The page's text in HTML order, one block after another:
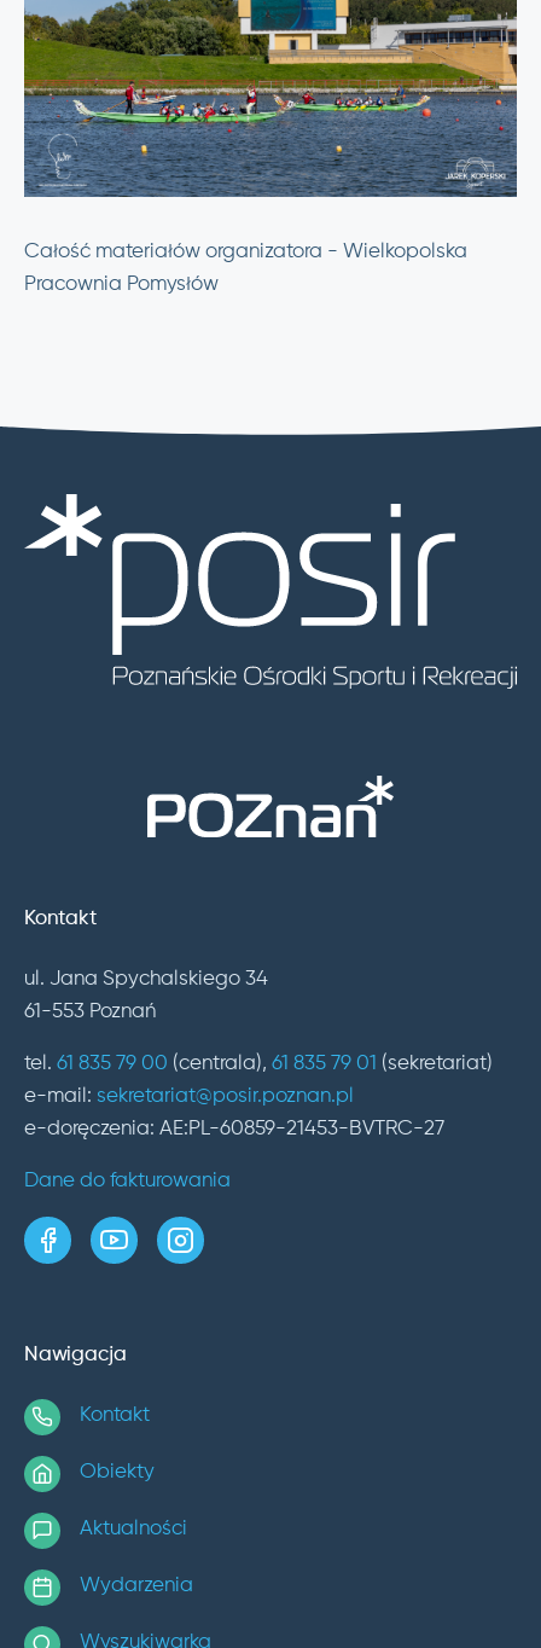
Całość materiałów organizatora - Wielkopolska
Pracownia Pomysłów
Kontakt
ul. Jana Spychalskiego 34
61-553 Poznań
tel. 61 835 79 00 (centrala), 61 835 79 01 (sekretariat)
e-mail: sekretariat@posir.poznan.pl
e-doręczenia: AE:PL-60859-21453-BVTRC-27
Dane do fakturowania
strona w serwisie Facebook
kanał w serwisie YouTube
profil w serwisie Instagram
Nawigacja
Kontakt
Obiekty
Aktualności
Wydarzenia
Wyszukiwarka